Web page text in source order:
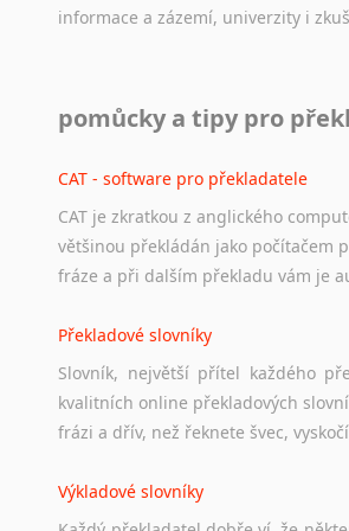
informace a zázemí, univerzity i
Odkazy poskytující cenné informace
Studium v Austrálii
Soubor odkazů užitečných všem,
a zázemí, australské univerzity a
Práce v Austrálii
Odkazy poskytující cenné informace
hledat práci na internetu případně
Hledáte-li
práci
pomůcky a tipy pro
CAT - software pro překladatele
CAT je zkratkou z anglického
většinou překládán jako počítačem
fráze a při dalším překladu vám je
Překladové slovníky
Slovník, největší přítel každého
kvalitních online překladových
frázi a dřív, než řeknete švec,
Výkladové slovníky